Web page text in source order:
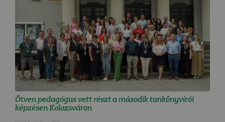
Ötven pedagógus vett részt a második tankönyvírói
képzésen Kolozsváron